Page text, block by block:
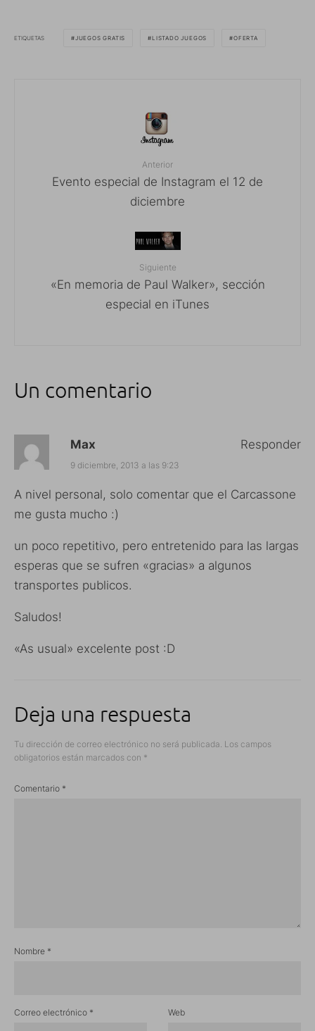
ETIQUETAS JUEGOS GRATIS LISTADO JUEGOS OFERTA
Anterior
Evento especial de Instagram el 12 de
diciembre
Siguiente
«En memoria de Paul Walker», sección
especial en iTunes
Un comentario
Max
9 diciembre, 2013 a las 9:23
A nivel personal, solo comentar que el Carcassone
me gusta mucho :)
un poco repetitivo, pero entretenido para las largas
esperas que se sufren «gracias» a algunos
transportes publicos.
Saludos!
«As usual» excelente post :D
Responder
Deja una respuesta
Tu dirección de correo electrónico no será publicada. Los campos
obligatorios están marcados con *
Comentario *
Nombre *
Correo electrónico * Web